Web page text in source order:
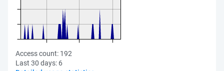
Access count: 192
Last 30 days: 6